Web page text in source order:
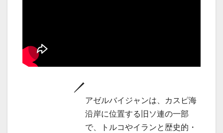
アゼルバイジャンは、カスピ海
沿岸に位置する旧ソ連の一部
で、トルコやイランと歴史的・